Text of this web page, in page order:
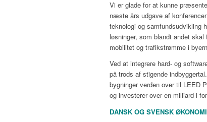
Vi er glade for at kunne
næste års udgave af
teknologi og samfundsudvikling
løsninger, som blandt andet
mobilitet og trafikstrømme i
Ved at integrere hard- og
på trods af stigende
bygninger verden over til LEED
og investerer over en milliard i
DANSK OG SVENSK ØKONOMI